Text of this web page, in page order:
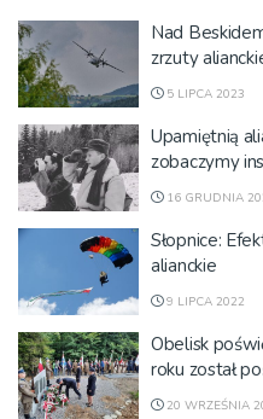
Nad
zrzuty
5 LIPCA 2023
Upamiętnią
zobaczymy
16 GRUDNIA
Słopnice:
alianckie
9 LIPCA 2022
Obelisk
roku został
20 WRZEŚNIA